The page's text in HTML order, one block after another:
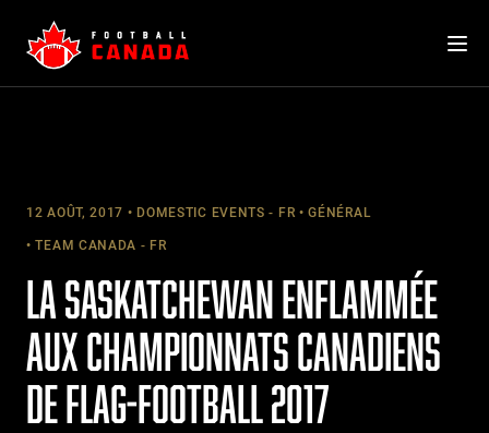
content
12 AOÛT, 2017 DOMESTIC EVENTS - FR GÉNÉRAL
TEAM CANADA - FR
LA SASKATCHEWAN ENFLAMMÉE
AUX CHAMPIONNATS CANADIENS
DE FLAG-FOOTBALL 2017